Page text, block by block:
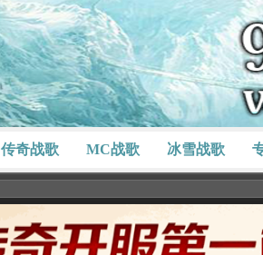
传奇战歌 MC战歌 冰雪战歌